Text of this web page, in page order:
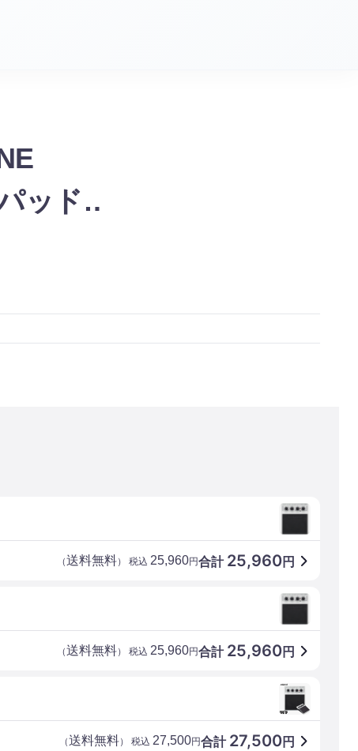
ッド
合計 25,960円
（送料無料） 税込 25,960円
合計 25,960円
（送料無料） 税込 25,960円
合計 27,500円
（送料無料） 税込 27,500円